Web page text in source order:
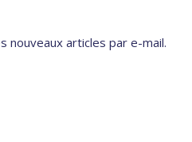
nouveaux articles par e-mail.